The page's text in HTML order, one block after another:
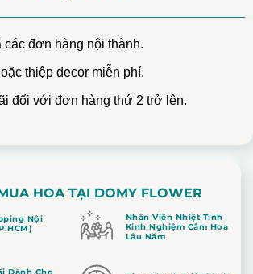
các đơn hàng nội thành.
thiệp decor miễn phí.
đối với đơn hàng thứ 2 trở lên.
HOA TẠI DOMY FLOWER
Nội
Nhân Viên Nhiệt Tình
Kinh Nghiệm Cắm Hoa
Lâu Năm
Dành Cho